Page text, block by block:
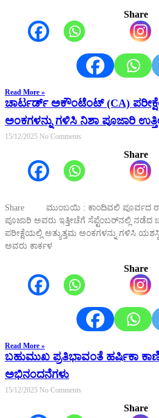
Share
Read More »
ಚಾರ್ಟರ್ಡ್ ಅಕೌಂಟೆಂಟ್ (CA)
ಅಂಕಗಳನ್ನು ಗಳಿಸಿ ನಿಶಾ ಪೂಜಾರಿ
15/12/2025 No Comments
Share
Share ಮುಂಬಯಿ : ಕಾಂದಿವಲಿ ಪೂರ್ವದ
ಪೂಜಾರಿ ಅವರು ಇತ್ತೀಚೆಗೆ ಸೆಪ್ಟೆಂಬರ್‌ನಲ್ಲಿ
ಪರೀಕ್ಷೆಯಲ್ಲಿ ಅತ್ಯುತ್ತಮ ಅಂಕಗಳನ್ನು ಗಳಿಸಿ
ಅವರು ಕಾರ್ಕಳ
Share
Read More »
ಬಹುಮುಖ ಪ್ರತಿಭಾವಂತೆ ಹರ್ಷಿಕಾ
ಅಭಿನಂದನೆಗಳು
15/12/2025 No Comments
Share